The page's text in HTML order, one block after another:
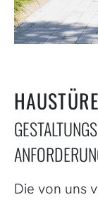
Die von uns